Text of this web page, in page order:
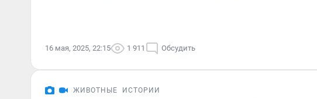
16 мая, 2025, 22:15 1 911 Обсудить
ЖИВОТНЫЕ ИСТОРИИ